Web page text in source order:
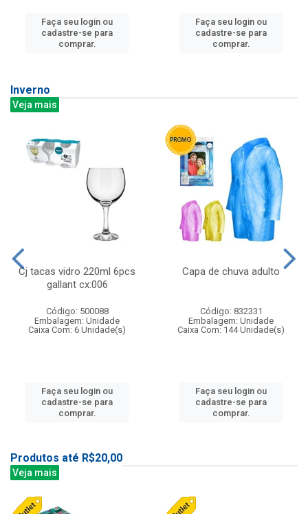
Faça seu login ou
cadastre-se para
comprar.
Faça seu login ou
cadastre-se para
comprar.
Inverno
Veja mais
Cj tacas vidro 220ml 6pcs
gallant cx:006
Código: 500088
Embalagem: Unidade
Caixa Com: 6 Unidade(s)
Faça seu login ou
cadastre-se para
comprar.
Capa de chuva adulto
Código: 832331
Embalagem: Unidade
Caixa Com: 144 Unidade(s)
Faça seu login ou
cadastre-se para
comprar.
Produtos até R$20,00
Veja mais